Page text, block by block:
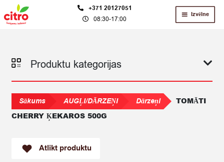
Skip
to
Skip
to
+371 20127051
08:30-17:00
Izvēlne
Produktu kategorijas
Sākums AUGĻI/DĀRZEŅI Dārzeņi
TOMĀTI
CHERRY ĶEKAROS 500G
Atlikt produktu